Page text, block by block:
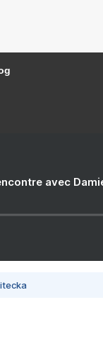
avec